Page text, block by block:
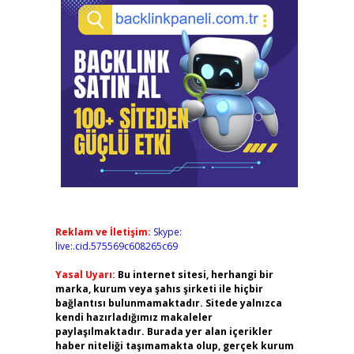
Reklam ve İletişim: Skype:
live:.cid.575569c608265c69
Yasal Uyarı: Bu internet sitesi, herhangi bir
marka, kurum veya şahıs şirketi ile hiçbir
bağlantısı bulunmamaktadır. Sitede yalnızca
kendi hazırladığımız makaleler
paylaşılmaktadır. Burada yer alan içerikler
haber niteliği taşımamakta olup, gerçek kurum